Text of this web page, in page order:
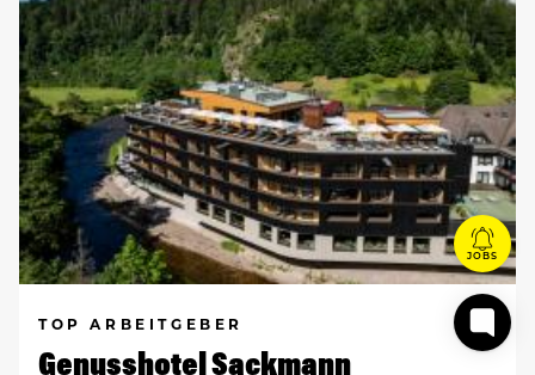
TOP ARBEITGEBER
Genusshotel Sackmann
JOBS